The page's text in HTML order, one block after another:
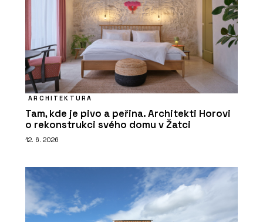
ARCHITEKTURA
Tam, kde je pivo a peřina. Architekti Horovi
o rekonstrukci svého domu v Žatci
12. 6. 2026